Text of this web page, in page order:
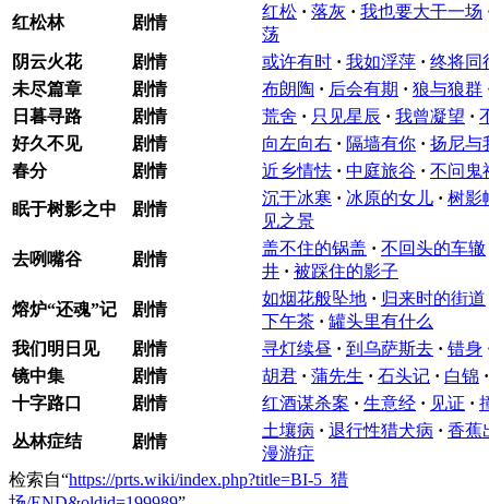
红松林 剧情
红松 · 落灰 · 我也要大干一场
荡
阴云火花
剧情 或许有时 · 我如浮萍 · 终将同
未尽篇章
剧情 布朗陶 · 后会有期 · 狼与狼群
日暮寻路
剧情 荒舍 · 只见星辰 · 我曾凝望 ·
好久不见
剧情 向左向右 · 隔墙有你 · 扬尼与
春分
剧情 近乡情怯 · 中庭旅谷 · 不问鬼
眠于树影之中 剧情
沉于冰寒 · 冰原的女儿 · 树影
见之景
去咧嘴谷 剧情
盖不住的锅盖 · 不回头的车辙
井 · 被踩住的影子
熔炉“还魂”记 剧情
如烟花般坠地 · 归来时的街道
下午茶 · 罐头里有什么
我们明日见
剧情 寻灯续昼 · 到乌萨斯去 · 错身
镜中集
剧情 胡君 · 蒲先生 · 石头记 · 白锦 ·
十字路口
剧情 红酒谋杀案 · 生意经 · 见证 ·
丛林症结 剧情
土壤病 · 退行性猎犬病 · 香蕉
漫游症
检索自“https://prts.wiki/index.php?title=BI-5_猎